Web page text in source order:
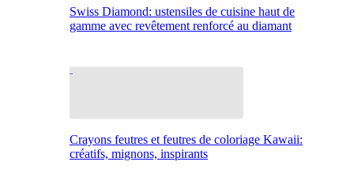
Swiss Diamond: ustensiles de cuisine haut de
gamme avec revêtement renforcé au diamant
Crayons feutres et feutres de coloriage Kawaii:
créatifs, mignons, inspirants